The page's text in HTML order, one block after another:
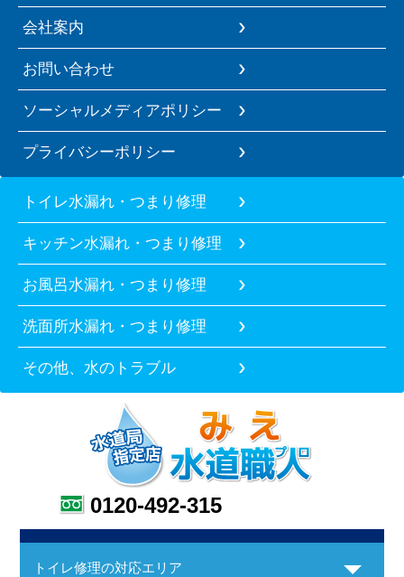
会社案内
お問い合わせ
ソーシャルメディアポリシー
プライバシーポリシー
トイレ水漏れ・つまり修理
キッチン水漏れ・つまり修理
お風呂水漏れ・つまり修理
洗面所水漏れ・つまり修理
その他、水のトラブル
0120-492-315
トイレ修理の対応エリア